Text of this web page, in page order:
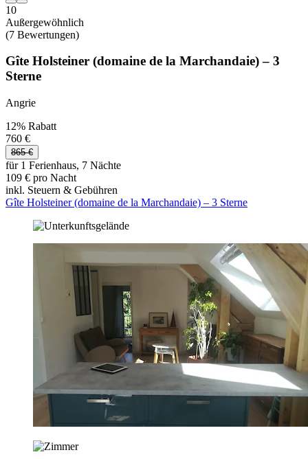
10
Außergewöhnlich
(7 Bewertungen)
Gîte Holsteiner (domaine de la Marchandaie) – 3
Sterne
Angrie
12% Rabatt
760 €
865 €
für 1 Ferienhaus, 7 Nächte
109 € pro Nacht
inkl. Steuern & Gebühren
Gîte Holsteiner (domaine de la Marchandaie) – 3 Sterne